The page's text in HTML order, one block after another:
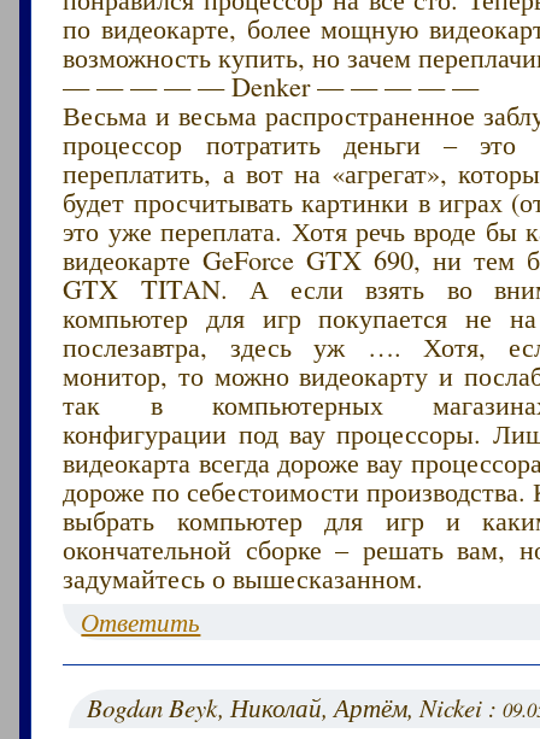
по видеокарте, более мощную
возможность купить, но зачем
— — — — — Denker — — — — —
Весьма и весьма распространенное
процессор потратить деньги –
переплатить, а вот на «агрегат»,
будет просчитывать картинки в играх
это уже переплата. Хотя речь вроде бы
видеокарте GeForce GTX 690, ни тем
GTX TITAN. А если взять во
компьютер для игр покупается не
послезавтра, здесь уж …. Хотя,
монитор, то можно видеокарту и
так в компьютерных
конфигурации под вау процессоры.
видеокарта всегда дороже вау
дороже по себестоимости
выбрать компьютер для игр и
окончательной сборке – решать вам,
задумайтесь о вышесказанном.
Ответить
Bogdan Beyk, Николай, Артём, Nickei :